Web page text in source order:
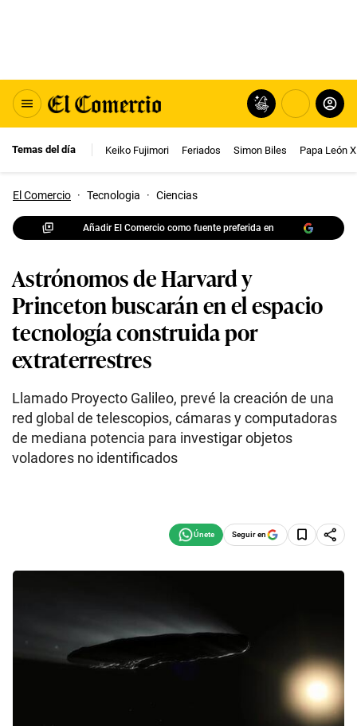
Temas del día Keiko Fujimori Feriados Simon Biles Papa León
El Comercio · Tecnologia · Ciencias
Añadir El Comercio como fuente preferida en
Astrónomos de Harvard y
Princeton buscarán en el espacio
tecnología construida por
extraterrestres
Llamado Proyecto Galileo, prevé la creación de una
red global de telescopios, cámaras y computadoras
de mediana potencia para investigar objetos
voladores no identificados
Seguir en